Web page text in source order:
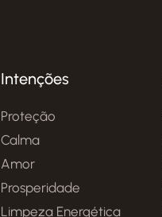
Intenções
Proteção
Calma
Amor
Prosperidade
Limpeza Energética